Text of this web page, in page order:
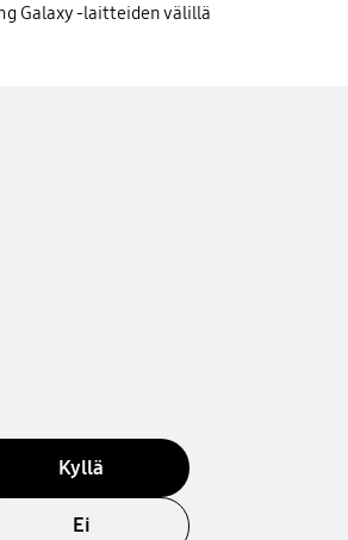
Galaxy -laitteiden välillä
Kyllä
Ei